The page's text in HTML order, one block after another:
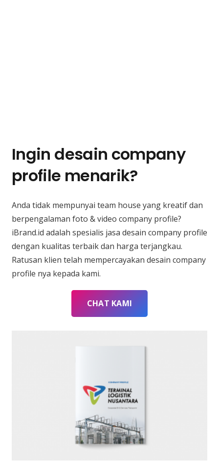
Ingin desain company
profile menarik?
Anda tidak mempunyai team house yang kreatif dan
berpengalaman foto & video company profile?
iBrand.id adalah spesialis jasa desain company profile
dengan kualitas terbaik dan harga terjangkau.
Ratusan klien telah mempercayakan desain company
profile nya kepada kami.
CHAT KAMI